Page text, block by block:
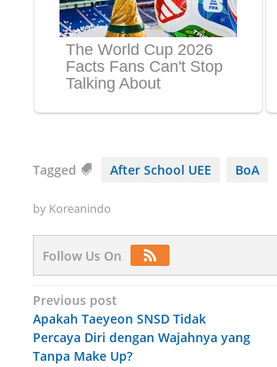
Tagged After School UEE BoA
by Koreanindo
Follow Us On
Post
navigation
Previous post
Apakah Taeyeon SNSD Tidak
Percaya Diri dengan Wajahnya yang
Tanpa Make Up?